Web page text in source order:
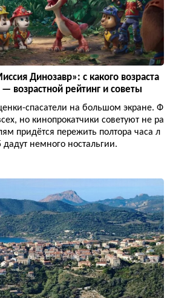
Динозавр»: с какого возраста
возрастной рейтинг и советы
спасатели на большом экране. Ф
но кинопрокатчики советуют не ра
придётся пережить полтора часа л
немного ностальгии.